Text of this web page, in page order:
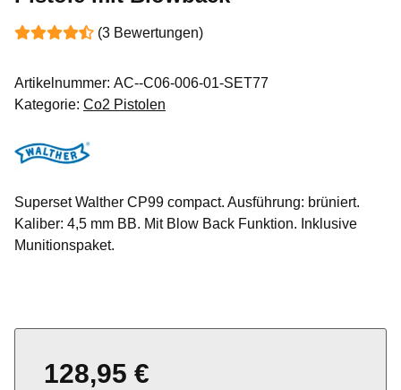
(3 Bewertungen)
Artikelnummer: AC--C06-006-01-SET77
Kategorie: Co2 Pistolen
Superset Walther CP99 compact. Ausführung: brüniert.
Kaliber: 4,5 mm BB. Mit Blow Back Funktion. Inklusive
Munitionspaket.
128,95 €